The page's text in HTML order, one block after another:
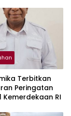
Terbitkan
Peringatan
Kemerdekaan RI